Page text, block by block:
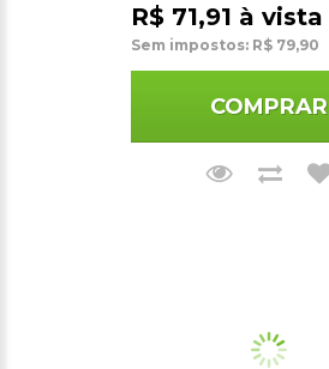
R$ 71,91 à vista
Sem impostos: R$ 79,90
COMPRAR